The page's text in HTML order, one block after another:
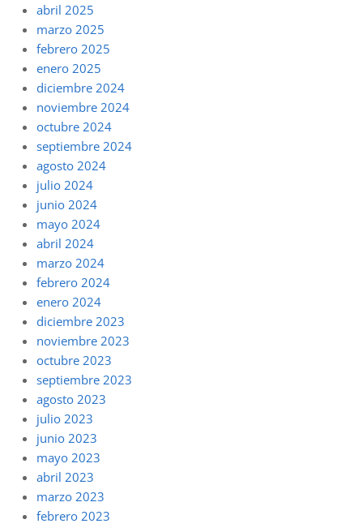
abril 2025
marzo 2025
febrero 2025
enero 2025
diciembre 2024
noviembre 2024
octubre 2024
septiembre 2024
agosto 2024
julio 2024
junio 2024
mayo 2024
abril 2024
marzo 2024
febrero 2024
enero 2024
diciembre 2023
noviembre 2023
octubre 2023
septiembre 2023
agosto 2023
julio 2023
junio 2023
mayo 2023
abril 2023
marzo 2023
febrero 2023